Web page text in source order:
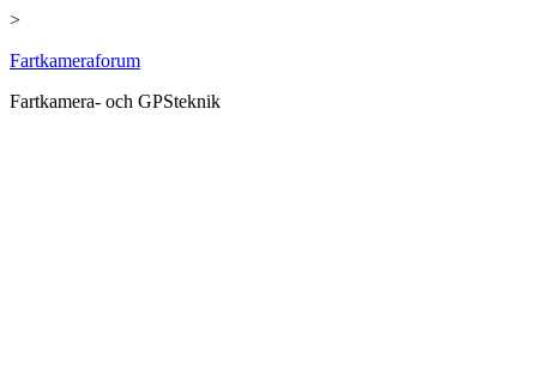
>
Hoppa
innehåll
Fartkameraforum
Fartkamera- och GPSteknik